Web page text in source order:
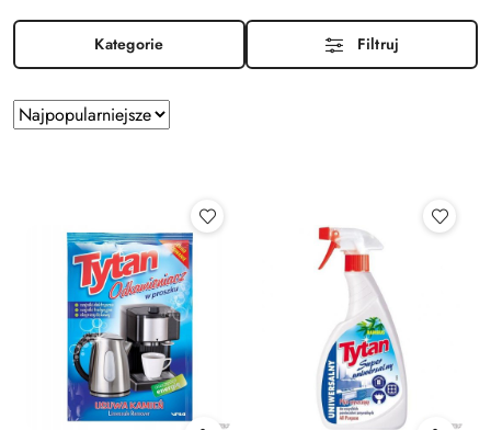
Kategorie Filtruj
Zastosowano
sortowanie:
Sortuj
według